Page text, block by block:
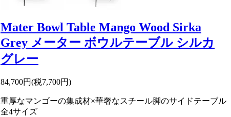
Mater Bowl Table Mango Wood Sirka
Grey メーター ボウルテーブル シルカ
グレー
84,700円(税7,700円)
重厚なマンゴーの集成材×華奢なスチール脚のサイドテーブル
全4サイズ